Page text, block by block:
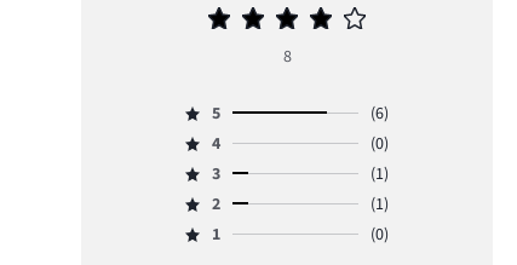
Priemerné
4
8
Hodnotenie
5,
počet
hlasov
5
(6)
Hodnotenie
4,
počet
hlasov
4
(0)
Hodnotenie
3,
počet
3
(1)
Hodnotenie
2,
2
(1)
Hodnotenie
1 (0)